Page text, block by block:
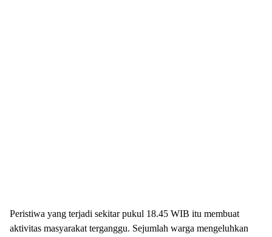
Peristiwa yang terjadi sekitar pukul 18.45 WIB itu membuat
aktivitas masyarakat terganggu. Sejumlah warga mengeluhkan